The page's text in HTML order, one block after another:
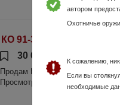
КО 91-30 Винтовка
30 000 руб.
Продам КО 91-30 Винтовка
Просмотр только с лицензией на
автором
Охотничье
К сожалению,
Если вы
необходимые